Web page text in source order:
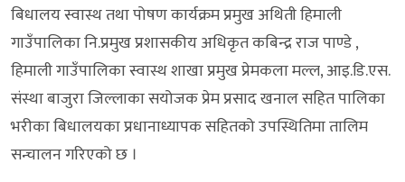
बिधालय स्वास्थ तथा पोषण कार्यक्रम प्रमुख अथिती हिमाली
गाउँपालिका नि.प्रमुख प्रशासकीय अधिकृत कबिन्द्र राज पाण्डे ,
हिमाली गाउँपालिका स्वास्थ शाखा प्रमुख प्रेमकला मल्ल, आइ.डि.एस.
संस्था बाजुरा जिल्लाका सयोजक प्रेम प्रसाद खनाल सहित पालिका
भरीका बिधालयका प्रधानाध्यापक सहितको उपस्थितिमा तालिम
सन्चालन गरिएको छ ।